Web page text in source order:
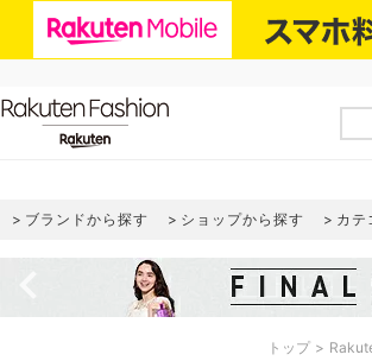
ブランドから探す ショップから探す カテ
トップ